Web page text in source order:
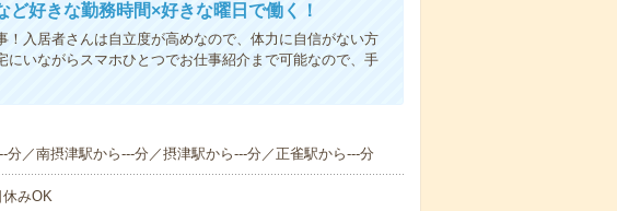
好きな勤務時間×好きな曜日で働く！
入居者さんは自立度が高めなので、体力に自信がない方
いながらスマホひとつでお仕事紹介まで可能なので、手
／南摂津駅から---分／摂津駅から---分／正雀駅から---分
みOK